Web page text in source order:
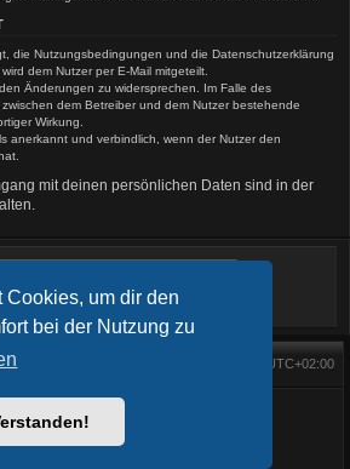
Cookies, um dir den
bei der Nutzung zu
die Nutzungsbedingungen und die Datenschutzerklärung
dem Nutzer per E-Mail mitgeteilt.
Änderungen zu widersprechen. Im Falle des
dem Betreiber und dem Nutzer bestehende
Wirkung.
anerkannt und verbindlich, wenn der Nutzer den
mit deinen persönlichen Daten sind in der
UTC+02:00
© phpBB Limited